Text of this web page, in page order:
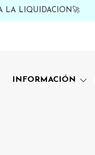
LA LIQUIDACION🚀
INFORMACIÓN